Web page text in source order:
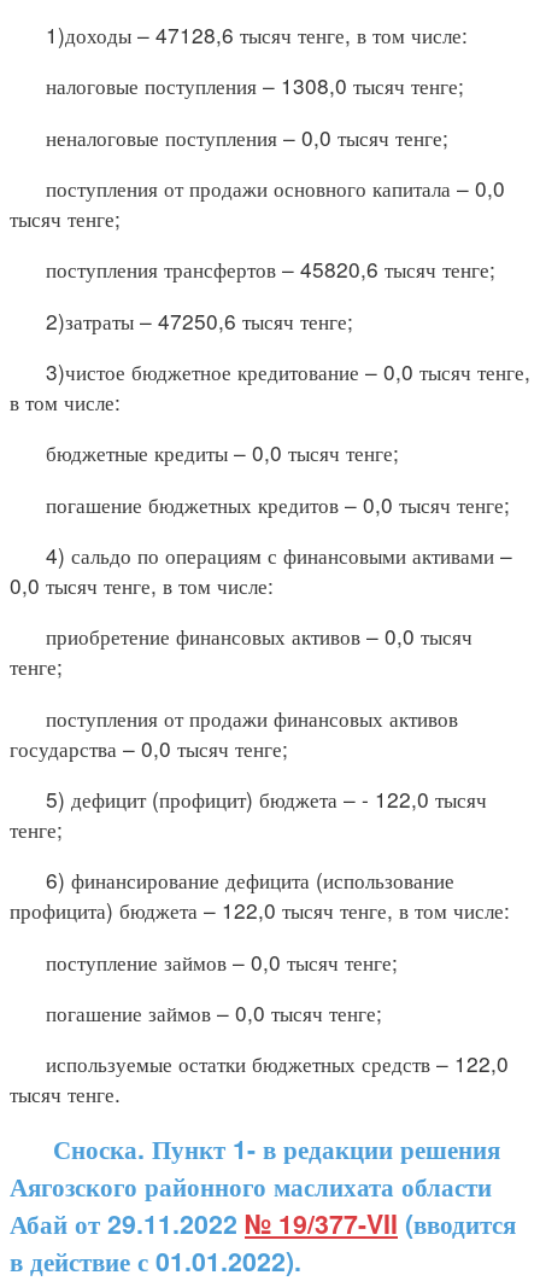
1)доходы – 47128,6 тысяч тенге, в том числе:
налоговые поступления – 1308,0 тысяч тенге;
неналоговые поступления – 0,0 тысяч тенге;
поступления от продажи основного капитала – 0,0
тысяч тенге;
поступления трансфертов – 45820,6 тысяч тенге;
2)затраты – 47250,6 тысяч тенге;
3)чистое бюджетное кредитование – 0,0 тысяч тенге,
в том числе:
бюджетные кредиты – 0,0 тысяч тенге;
погашение бюджетных кредитов – 0,0 тысяч тенге;
4) сальдо по операциям с финансовыми активами –
0,0 тысяч тенге, в том числе:
приобретение финансовых активов – 0,0 тысяч
тенге;
поступления от продажи финансовых активов
государства – 0,0 тысяч тенге;
5) дефицит (профицит) бюджета – - 122,0 тысяч
тенге;
6) финансирование дефицита (использование
профицита) бюджета – 122,0 тысяч тенге, в том числе:
поступление займов – 0,0 тысяч тенге;
погашение займов – 0,0 тысяч тенге;
используемые остатки бюджетных средств – 122,0
тысяч тенге.
Сноска. Пункт 1- в редакции решения
Аягозского районного маслихата области
Абай от 29.11.2022 № 19/377-VII (вводится
в действие с 01.01.2022).